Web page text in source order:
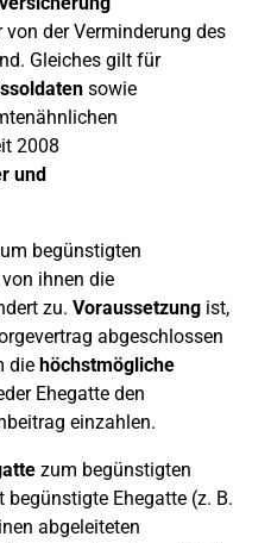
der Verminderung des
Gleiches gilt für
sowie
2008
und
begünstigten
ihnen die
zu. Voraussetzung ist,
abgeschlossen
die höchstmögliche
Ehegatte den
einzahlen.
zum begünstigten
begünstigte Ehegatte (z. B.
abgeleiteten